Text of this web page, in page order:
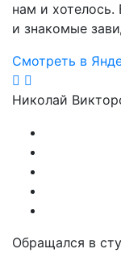
нам и хотелось.
и знакомые
Смотреть в
Николай
Обращался в